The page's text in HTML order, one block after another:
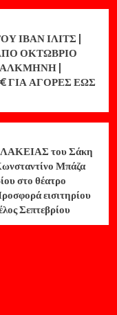
ΙΒΑΝ ΙΛΙΤΣ |
ΟΚΤΩΒΡΙΟ
|
ΓΙΑ ΑΓΟΡΕΣ ΕΩΣ
του Σάκη
Μπάζα
στο θέατρο
εισιτηρίου
Σεπτεβρίου